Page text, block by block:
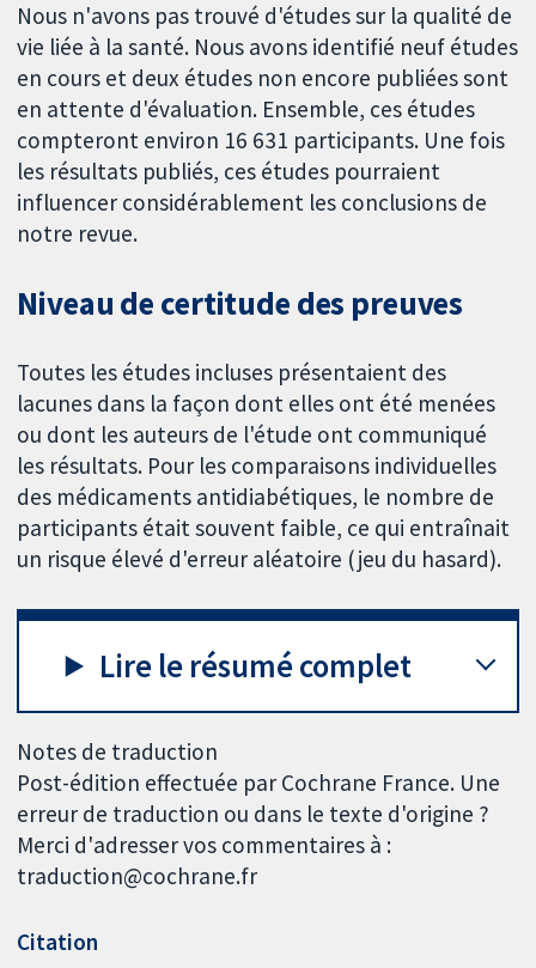
Nous n'avons pas trouvé d'études sur la qualité de
vie liée à la santé. Nous avons identifié neuf études
en cours et deux études non encore publiées sont
en attente d'évaluation. Ensemble, ces études
compteront environ 16 631 participants. Une fois
les résultats publiés, ces études pourraient
influencer considérablement les conclusions de
notre revue.
Niveau de certitude des preuves
Toutes les études incluses présentaient des
lacunes dans la façon dont elles ont été menées
ou dont les auteurs de l'étude ont communiqué
les résultats. Pour les comparaisons individuelles
des médicaments antidiabétiques, le nombre de
participants était souvent faible, ce qui entraînait
un risque élevé d'erreur aléatoire (jeu du hasard).
Lire le résumé complet
Notes de traduction
Post-édition effectuée par Cochrane France. Une
erreur de traduction ou dans le texte d'origine ?
Merci d'adresser vos commentaires à :
traduction@cochrane.fr
Citation